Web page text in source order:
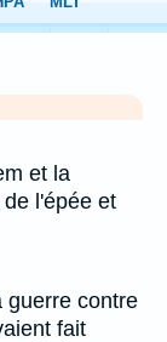
et la
l'épée et
guerre contre
fait